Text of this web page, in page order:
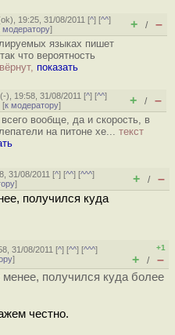
ok), 19:25, 31/08/2011 [^] [^^]
модератору] + / –
языках пишет
что вероятность
показать
(-), 19:58, 31/08/2011 [^] [^^]
к модератору] + / –
вообще, да и скорость, в
на питоне хе... текст
31/08/2011 [^] [^^] [^^^]
] + / –
получился куда
31/08/2011 [^] [^^] [^^^]
]
+1
+ / –
получился куда более
честно.